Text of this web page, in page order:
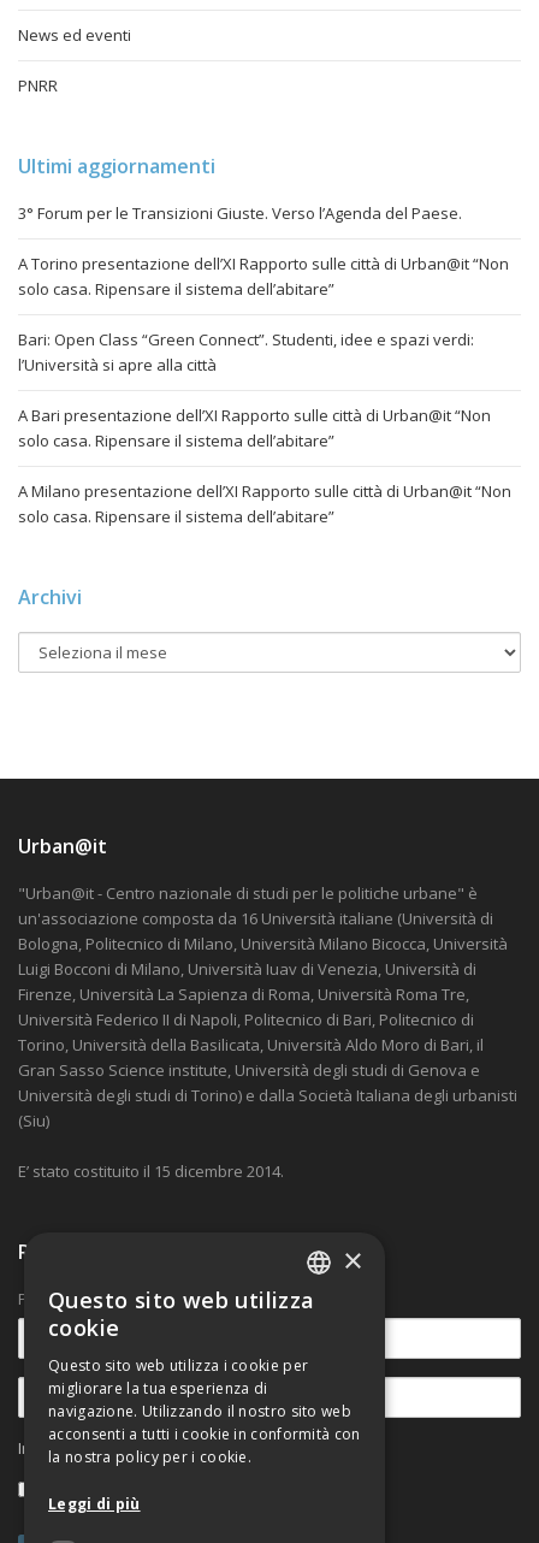
News ed eventi
PNRR
Ultimi aggiornamenti
3° Forum per le Transizioni Giuste. Verso l’Agenda del Paese.
A Torino presentazione dell’XI Rapporto sulle città di Urban@it “Non
solo casa. Ripensare il sistema dell’abitare”
Bari: Open Class “Green Connect”. Studenti, idee e spazi verdi:
l’Università si apre alla città
A Bari presentazione dell’XI Rapporto sulle città di Urban@it “Non
solo casa. Ripensare il sistema dell’abitare”
A Milano presentazione dell’XI Rapporto sulle città di Urban@it “Non
solo casa. Ripensare il sistema dell’abitare”
Archivi
Urban@it
"Urban@it - Centro nazionale di studi per le politiche urbane" è
un'associazione composta da 16 Università italiane (Università di
Bologna, Politecnico di Milano, Università Milano Bicocca, Università
Luigi Bocconi di Milano, Università Iuav di Venezia, Università di
Firenze, Università La Sapienza di Roma, Università Roma Tre,
Università Federico II di Napoli, Politecnico di Bari, Politecnico di
Torino, Università della Basilicata, Università Aldo Moro di Bari, il
Gran Sasso Science institute, Università degli studi di Genova e
Università degli studi di Torino) e dalla Società Italiana degli urbanisti
(Siu)
E’ stato costituito il 15 dicembre 2014.
Ricevi nostre comunicazioni
Per rimanere aggiornato sulle novità.
Informativa sul trattamento dei dati personali
ITALIAN
×
Questo sito web utilizza
cookie
Questo sito web utilizza i cookie per
migliorare la tua esperienza di
navigazione. Utilizzando il nostro sito web
acconsenti a tutti i cookie in conformità con
la nostra policy per i cookie.
Leggi di più